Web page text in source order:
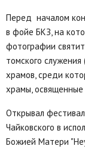
Перед началом
в фойе БКЗ, на
фотографии
томского
храмов, среди
храмы,
Открывал
Чайковского в
Божией Матери